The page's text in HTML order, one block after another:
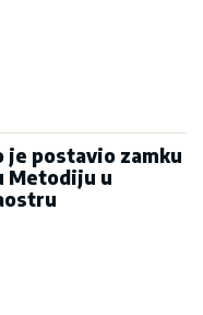
je postavio zamku
Metodiju u